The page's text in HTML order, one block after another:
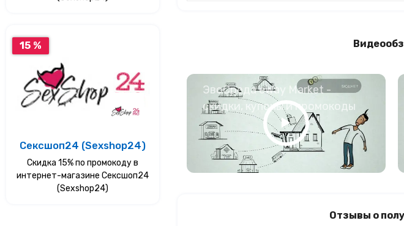
ЭвоСреда eWay Market -
скидки, купоны и промокоды
Отзывы о
15 %
Сексшоп24 (Sexshop24)
Скидка 15% по промокоду в
интернет-магазине Сексшоп24
(Sexshop24)